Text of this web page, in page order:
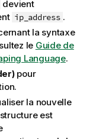
devient
ip_address .
la syntaxe
le Guide de
Language.
pour
la nouvelle
est